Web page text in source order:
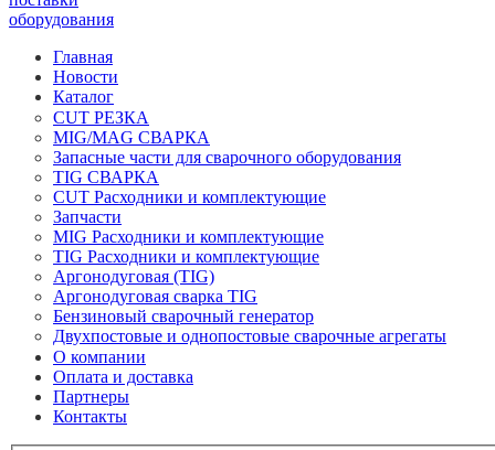
Главная
Новости
Каталог
CUT РЕЗКА
MIG/MAG СВАРКА
Запасные части для сварочного оборудования
TIG СВАРКА
CUT Расходники и комплектующие
Запчасти
MIG Расходники и комплектующие
TIG Расходники и комплектующие
Аргонодуговая (TIG)
Аргонодуговая сварка TIG
Бензиновый сварочный генератор
Двухпостовые и однопостовые сварочные агрегаты
О компании
Оплата и доставка
Партнеры
Контакты